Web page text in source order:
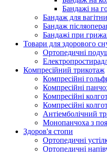
Бандажі на
Бандаж для
Бандаж
Бандажі при
Товари для здорового
Ортопедичні
Компресійний трикотаж
Компресійні
Компресійні
Компресійні
Компресійні
Антіемболічний
Монопанчоха з
Здоров'я стопи
Ортопедичні
Ортопедичні